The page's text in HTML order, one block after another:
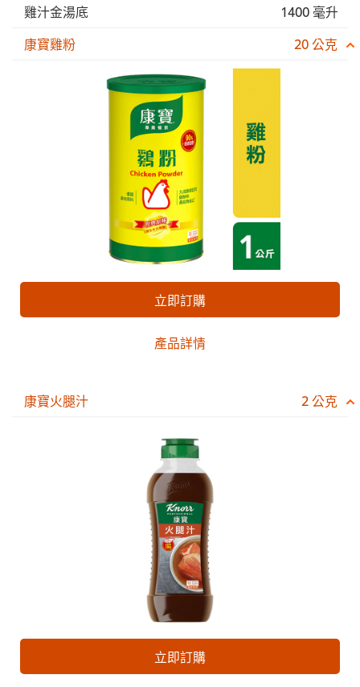
雞汁金湯底
1400 毫升
康寶雞粉
20 公克
立即訂購
產品詳情
康寶火腿汁 2 公克
立即訂購